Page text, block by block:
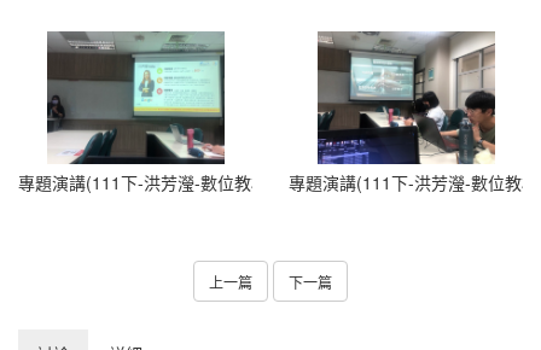
專題演講(111下-洪芳瀅-數位教材發展與相關軟體應用1120420) (4)
專題演講(111下-洪芳瀅-數位教
上一篇 下一篇